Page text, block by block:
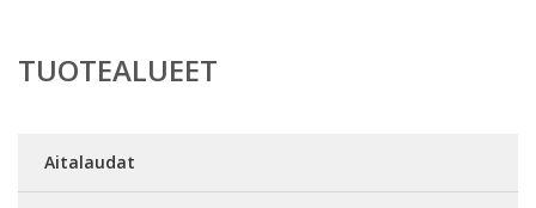
TUOTEALUEET
Aitalaudat